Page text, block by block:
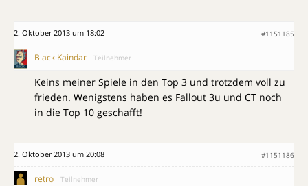
2. Oktober 2013 um 18:02 #1151185
Black Kaindar Teilnehmer
Keins meiner Spiele in den Top 3 und trotzdem voll zu
frieden. Wenigstens haben es Fallout 3u und CT noch
in die Top 10 geschafft!
2. Oktober 2013 um 20:08 #1151186
retro Teilnehmer